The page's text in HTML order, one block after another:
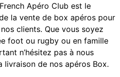
Apéro Club est le
la vente de box apéros pour
clients. Que vous soyez
foot ou rugby ou en famille
n’hésitez pas à nous
de nos apéros Box.